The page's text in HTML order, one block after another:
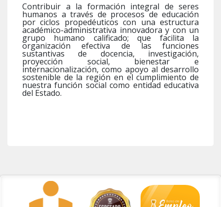
Contribuir a la formación integral de seres
humanos a través de procesos de educación
por ciclos propedéuticos con una estructura
académico-administrativa innovadora y con un
grupo humano calificado; que facilita la
organización efectiva de las funciones
sustantivas de docencia, investigación,
proyección social, bienestar e
internacionalización, como apoyo al desarrollo
sostenible de la región en el cumplimiento de
nuestra función social como entidad educativa
del Estado.